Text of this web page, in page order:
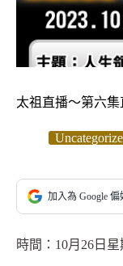
太祖直播～第六
加入為 Google 偏
時間：10月26日